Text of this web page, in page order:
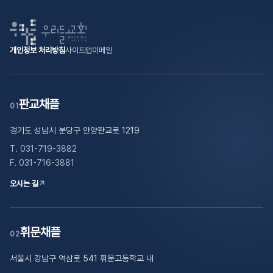
“징계는 하나님이 사랑하기에 주시는 것입니다. 이것을
믿으셔야 합니다. 이때야말로 여호와의 힘을 입을 때입니다.”
〈p.239〉 “무엇보다 회개하도록 상대를 이끌어 주는 것이
정확히 파악하게 됩니다.” 〈p.249〉 “하나님은 사울의
인생도 그렇습니다. 내 속의 사울이 죽어야, 내가 사울을
자에게는 사명을 촉구하시고, 흉한 해석을 받은 자에게는
회개를 촉구하심으로 우리로 하여금 옳고 그름을 넘어 생명
낳는 자가 되도록 인도하십니다.” 〈p.57〉“평안한 대답은
전해지는 결정적인 그 한마디를 할 수 있습니다.”
〈p.118〉“하나님의 영에 감동된 사람은 어떤 일이 주어지든
즐겁고 창조적으로 감당합니다. 그런 사람이 가장 확실하게
미래를 예측할 수 있습니다. 그래서 집마다 말씀을 묵상하며
하나님의 영에 감동된 ‘한 사람’만 있으면, 그 사람이 미래를
세상에 속한 자는 세상이 전부이기에 이 땅이 멸망할 때 함께
통과하는 짧은 시간 동안만 존재하는 것입니다.”
건강해지는 것이 아닙니다. 먼저 내가 하나님 앞에 진정
큐티인내로 본을 보이라Chapter 6 어려서부터 말씀을
가르쳐야 합니다 174자녀의 이름은 부모의 신앙고백내
양육의 비결은 오직 큐티어려도 큐티할 수 있다지금이라도
노엽게 하지 말라순결을 가르치라사랑과 축복의 말Chapter
때가 있다불가능한 목표를 꿈꿀 때고난이 해결되면 할 일이
얻는다별을 보여 주시기 위해 캄캄한 밤을 주신다자녀에게
물려줄 최고의 유산 책 속으로 “내 자녀가 지극히
평범하더라도, 혹은 남보다 못하더라도 구원받은 하나님의
자녀로 천국에 입성할 수만 있다면 그것이 최고의 자랑이요,
귀하게 여기는 아버지입니다. 비싼 옷, 좋은 것은 못 사 줘도,
물려주는 부모가 최고의 부모입니다.” 〈p.53〉“자녀 고난은
누구도 핑계하거나 원망할 수 없는 내 삶의 결론이요, 나와의
싸움입니다. 자녀와의 싸움에서 “자녀 때문에 이렇게
됩니다.” 〈p.23〉“생명의 냄새를 가진 남녀가 만나
연결되고 연합하는 것이 신결혼입니다. 결혼에 세상 조건은
들어갈 수 없습니다.” 〈p.25〉“결혼의 목적은 땅과
고향, 내 족속에게로 가서 택해야 합니다. 이 ‘신결혼’의
원칙을 적당히 타협해선 안 됩니다.” 〈p.39〉“지나치게
율법적인 사람은 현실적인 문제를 늘 간과합니다. 돈을 너무
얘기만 꺼내면 절레절레 머리를 흔들며 속물 취급하는 사람도
있습니다. 결혼은 믿음으로 하는 것, 맞지요. 그러나 현실적인
결혼 비용과 여건도 준비하는 것이 올바른 믿음의
〈p.131〉“가장 복된 결혼은 한 남편, 한 아내로
없어서 하나님만 부르짖으며 가는 것입니다. ……
잘하고 뭐든지 잘합니다.” 〈p.28〉“하나님 나라의 통치를
받으려면 성경을 통해 약속의 명령을 잘 들어야 합니다.
기다림이 수반됩니다. 혹여 기다림이 길어진대도 하나님은 내
〈p.51〉“육신은 구름이 가리어 보이지 않을 때가 옵니다.
끝은 아닙니다. …… 천국의 지점(支店)에서 살다가 본점
(本店)으로 가는 것뿐입니다. 인간의 시간에서 하나님의
시간으로 바뀌는 것입니다. 그러므로 죽음도 두려워할 필요가
일치시키는 기도가 100% 응답받는 기도입니다.”
〈p.100〉“언제나 끼고도는 것은 사랑이 아닙니다. 주님의
정리해야 할 사람도 있습니다.” 〈p.125〉“막힌 관계가
낙심하지 않을 때, 그런 나를 보고 세상은 하나님의 큰 일을
흉년│떨어지는 게 인생의 끝은 아니다!│떨어질수록
올라가는 은혜│요동하지 않는 비결둘째, 떨어진 나를
하나님이 주목하십니다 .........140머릿돌의 영성│떨어져도
탕자│십자가 없이는 부활도 없다넷째, 최후 심판이 있어야
하나님 나라가 세워집니다 .........190우렛소리로 오시는
하나님│말씀의 예방주사│최고의 인생│고난이 축복인
이유이 책을 마치며붙어도 복이고 떨어져도 복입니다
.........214 책 속으로 '붙고 또 붙는 인생을 계속 살다 보면
어느새 하나님 없이도 잘 살 수 있다는 착각의 늪에 빠지기
하나님보다 나 자신을 높이려고 한 것을 회개해야 합니다.
대학에 붙고, 사업이 잘되고, 모든 일이 성공적으로
이루어질수록 자만하지 말고 티끌을 무릅쓰고 회개해야
합니다.'〈p.95〉'저는 합격 소식을 들으면 마냥 기쁠 줄
알았습니다. 그런데 도리어 회개가 나왔습니다. 큰 대회와
개인정보 처리방침사이트맵이메일
01 판교채플
경기도 성남시 분당구 안양판교로 1219
T. 031-719-3882
F. 031-716-3881
오시는 길↗
02휘문채플
서울시 강남구 역삼로 541 휘문고등학교 내